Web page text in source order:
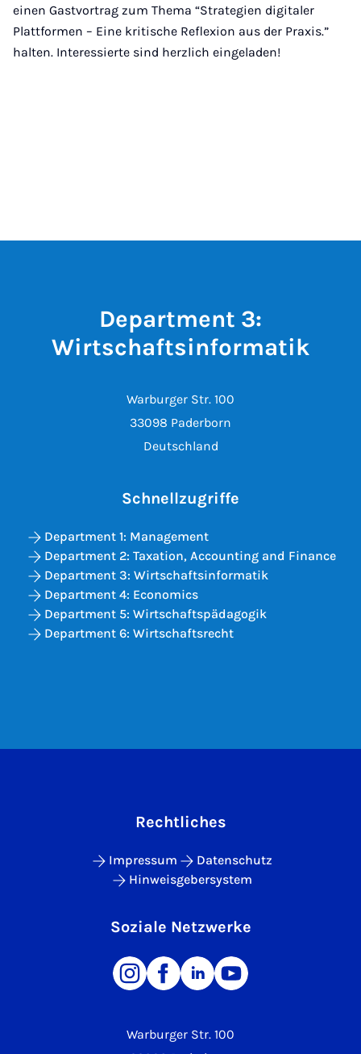
einen Gastvortrag zum Thema “Strategien digitaler
Plattformen – Eine kritische Reflexion aus der Praxis.”
halten. Interessierte sind herzlich eingeladen!
Department 3:
Wirtschaftsinformatik
Warburger Str. 100
33098 Paderborn
Deutschland
Schnellzugriffe
Department 1: Management
Department 2: Taxation, Accounting and Finance
Department 3: Wirtschaftsinformatik
Department 4: Economics
Department 5: Wirtschaftspädagogik
Department 6: Wirtschaftsrecht
Warburger Str. 100
Rechtliches
Impressum
Datenschutz
Hinweisgebersystem
Soziale Netzwerke